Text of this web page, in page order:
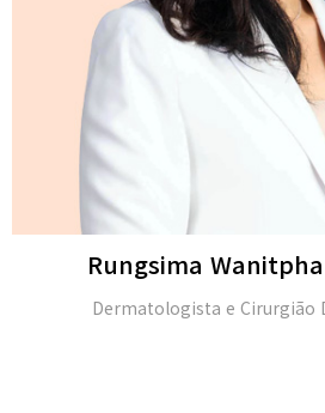
Rungsima
Dermatologista e Cirurgião